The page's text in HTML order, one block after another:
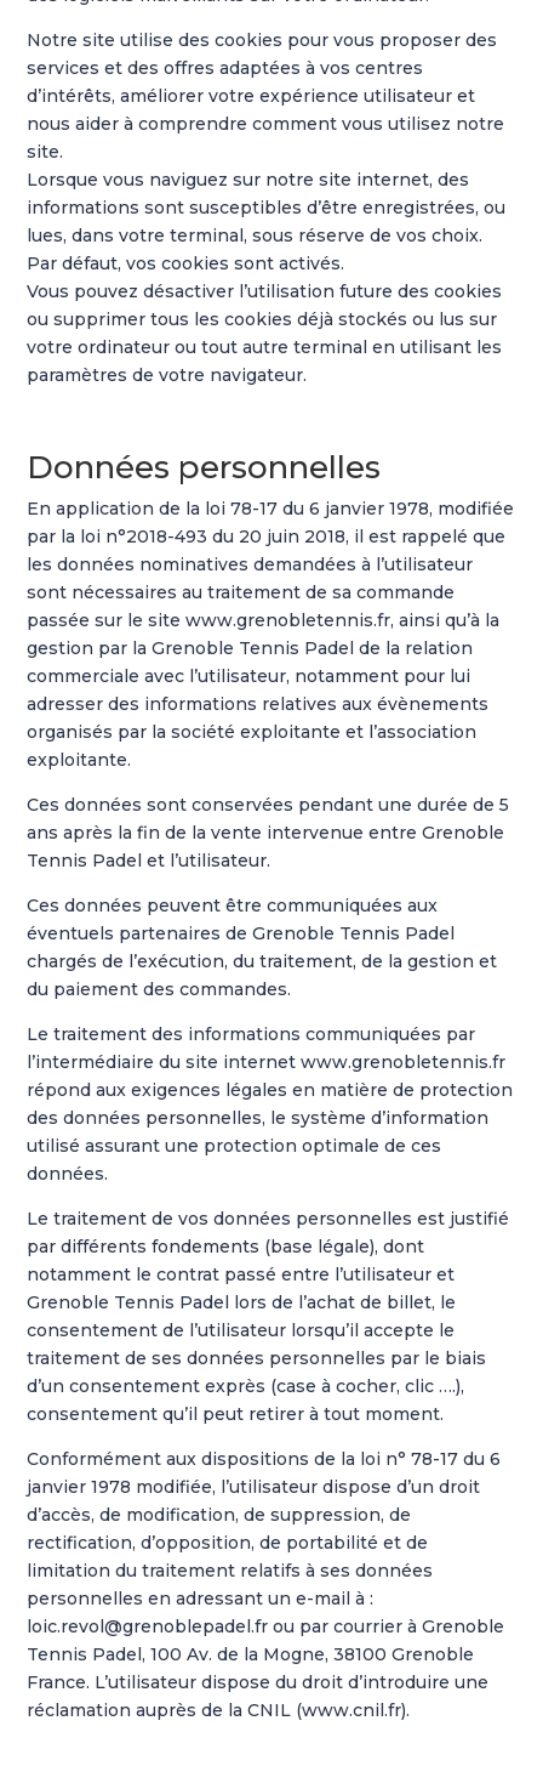
Notre site utilise des cookies pour vous proposer des
services et des offres adaptées à vos centres
d’intérêts, améliorer votre expérience utilisateur et
nous aider à comprendre comment vous utilisez notre
site.
Lorsque vous naviguez sur notre site internet, des
informations sont susceptibles d’être enregistrées, ou
lues, dans votre terminal, sous réserve de vos choix.
Par défaut, vos cookies sont activés.
Vous pouvez désactiver l’utilisation future des cookies
ou supprimer tous les cookies déjà stockés ou lus sur
votre ordinateur ou tout autre terminal en utilisant les
paramètres de votre navigateur.
Données personnelles
En application de la loi 78-17 du 6 janvier 1978, modifiée
par la loi n°2018-493 du 20 juin 2018, il est rappelé que
les données nominatives demandées à l’utilisateur
sont nécessaires au traitement de sa commande
passée sur le site www.grenobletennis.fr, ainsi qu’à la
gestion par la Grenoble Tennis Padel de la relation
commerciale avec l’utilisateur, notamment pour lui
adresser des informations relatives aux évènements
organisés par la société exploitante et l’association
exploitante.
Ces données sont conservées pendant une durée de 5
ans après la fin de la vente intervenue entre Grenoble
Tennis Padel et l’utilisateur.
Ces données peuvent être communiquées aux
éventuels partenaires de Grenoble Tennis Padel
chargés de l’exécution, du traitement, de la gestion et
du paiement des commandes.
Le traitement des informations communiquées par
l’intermédiaire du site internet www.grenobletennis.fr
répond aux exigences légales en matière de protection
des données personnelles, le système d’information
utilisé assurant une protection optimale de ces
données.
Le traitement de vos données personnelles est justifié
par différents fondements (base légale), dont
notamment le contrat passé entre l’utilisateur et
Grenoble Tennis Padel lors de l’achat de billet, le
consentement de l’utilisateur lorsqu’il accepte le
traitement de ses données personnelles par le biais
d’un consentement exprès (case à cocher, clic ….),
consentement qu’il peut retirer à tout moment.
Conformément aux dispositions de la loi n° 78-17 du 6
janvier 1978 modifiée, l’utilisateur dispose d’un droit
d’accès, de modification, de suppression, de
rectification, d’opposition, de portabilité et de
limitation du traitement relatifs à ses données
personnelles en adressant un e-mail à :
loic.revol@grenoblepadel.fr ou par courrier à Grenoble
Tennis Padel, 100 Av. de la Mogne, 38100 Grenoble
France. L’utilisateur dispose du droit d’introduire une
réclamation auprès de la CNIL (www.cnil.fr).